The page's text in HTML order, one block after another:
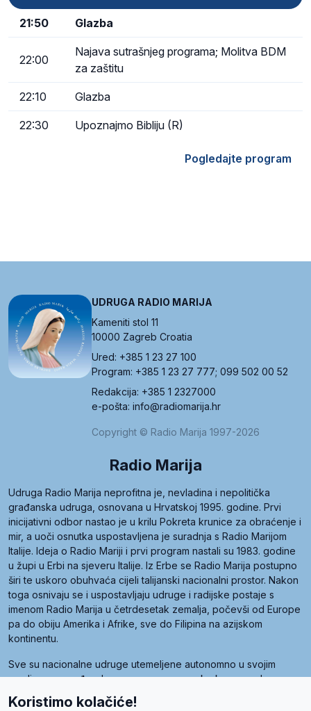
21:50 Glazba
22:00
Najava sutrašnjeg programa; Molitva BDM
za zaštitu
22:10 Glazba
22:30 Upoznajmo Bibliju (R)
Pogledajte program
UDRUGA RADIO MARIJA
Kameniti stol 11
10000 Zagreb Croatia
Ured: +385 1 23 27 100
Program: +385 1 23 27 777; 099 502 00 52
Redakcija: +385 1 2327000
e-pošta: info@radiomarija.hr
Copyright © Radio Marija 1997-2026
Radio Marija
Udruga Radio Marija neprofitna je, nevladina i nepolitička
građanska udruga, osnovana u Hrvatskoj 1995. godine. Prvi
inicijativni odbor nastao je u krilu Pokreta krunice za obraćenje i
mir, a uoči osnutka uspostavljena je suradnja s Radio Marijom
Italije. Ideja o Radio Mariji i prvi program nastali su 1983. godine
u župi u Erbi na sjeveru Italije. Iz Erbe se Radio Marija postupno
širi te uskoro obuhvaća cijeli talijanski nacionalni prostor. Nakon
toga osnivaju se i uspostavljaju udruge i radijske postaje s
imenom Radio Marija u četrdesetak zemalja, počevši od Europe
pa do obiju Amerika i Afrike, sve do Filipina na azijskom
kontinentu.
Sve su nacionalne udruge utemeljene autonomno u svojim
zemljama, a međusobna su povezane preko krovne udruge
pod nazivom Svjetska obitelj Radio Marije (World Family of
Radio Maria). Svjetsku obitelj utemeljilo je sedam članica, među
Koristimo kolačiće!